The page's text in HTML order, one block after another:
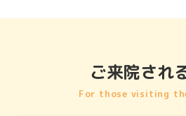
ご来院され
For those visiting